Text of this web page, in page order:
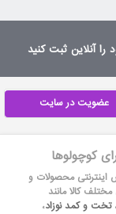
عضویت در سایت
کوچولوها
اینترنتی محصولات و
کالا مانند
تخت و کمد نوزاد،